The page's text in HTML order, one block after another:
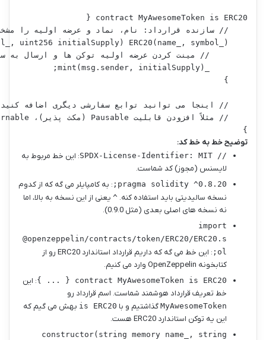
}
توضیح خط به خط کد:
// SPDX-License-Identifier: MIT
: این خط مربوط به
لایسنس (مجوز) کد شماست.
pragma solidity ^0.8.20;
: به کامپایلر می گه که از کدوم
نسخه سالیدیتی باید استفاده کنه. ^ یعنی از این نسخه به بالا، اما
نه نسخه های اصلی بعدی (مثل 0.9.0).
import
@openzeppelin/contracts/token/ERC20/ERC20.s
ol;
: این خط می گه که داریم قرارداد استاندارد ERC20 رو از
کتابخونه OpenZeppelin وارد می کنیم.
contract MyAwesomeToken is ERC20 { ... }
: این
خط تعریف قرارداد هوشمند شماست. اسم قرارداد رو
MyAwesomeToken گذاشتیم و با is ERC20 بهش می گیم که
این یه توکن استاندارد ERC20 هست.
constructor(string memory name_, string